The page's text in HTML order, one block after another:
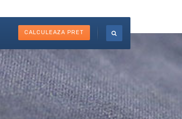
CALCULEAZA PRET